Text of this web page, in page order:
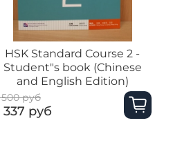
HSK Standard Course 2 -
Student"s book (Chinese
and English Edition)
руб
337 руб